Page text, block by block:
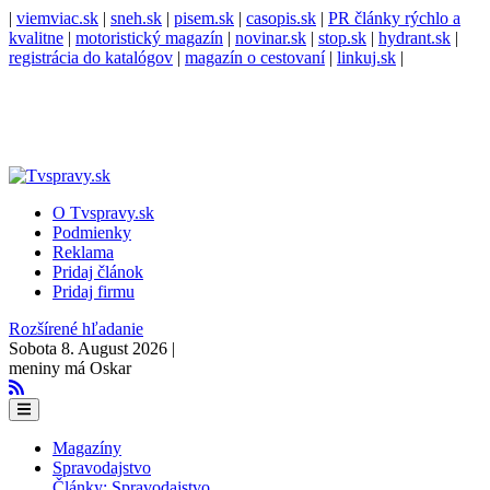
| viemviac.sk | sneh.sk | pisem.sk | casopis.sk | PR články rýchlo a
kvalitne | motoristický magazín | novinar.sk | stop.sk | hydrant.sk |
registrácia do katalógov | magazín o cestovaní| linkuj.sk |
O Tvspravy.sk
Podmienky
Reklama
Pridaj článok
Pridaj firmu
Rozšírené hľadanie
Sobota 8. August 2026 |
meniny má Oskar
Magazíny
Spravodajstvo